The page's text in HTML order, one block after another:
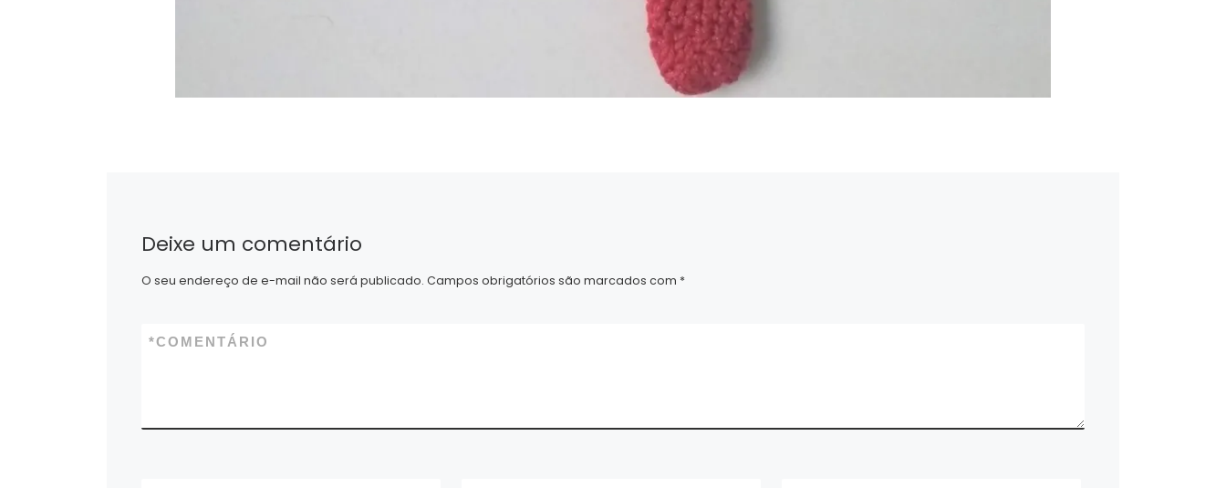
Deixe um comentário
O seu endereço de e-mail não será publicado. Campos obrigatórios são marcados com *
COMENTÁRIO
*